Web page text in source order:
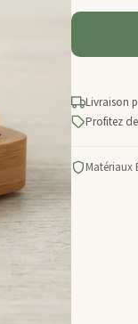
Livraison
Profitez
Matériaux